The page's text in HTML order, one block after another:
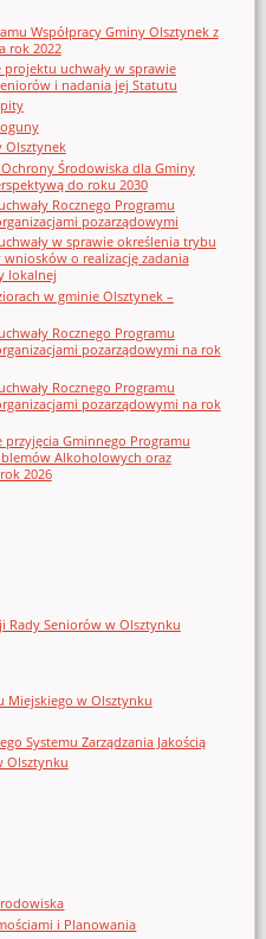
Współpracy Gminy Olsztynek z
rok 2022
projektu uchwały w sprawie
i nadania jej Statutu
Olsztynek
Środowiska dla Gminy
do roku 2030
Rocznego Programu
pozarządowymi
w sprawie określenia trybu
wniosków o realizację zadania
lokalnej
w gminie Olsztynek –
Rocznego Programu
pozarządowymi na rok
Rocznego Programu
pozarządowymi na rok
przyjęcia Gminnego Programu
Alkoholowych oraz
2026
Rady Seniorów w Olsztynku
Miejskiego w Olsztynku
Systemu Zarządzania Jakością
Olsztynku
i Planowania